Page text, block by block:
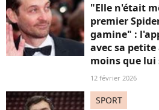
"Elle n'était
premier
gamine" :
avec sa petite
moins que
12 février 2026
SPORT